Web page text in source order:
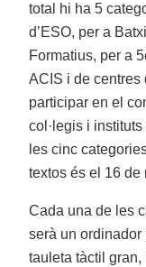
total hi ha 5
d’ESO, per a
Formatius, per a
ACIS i de centres
participar en el
col·legis i
les cinc
textos és el 16 de
Cada una de les
serà un ordinador
tauleta tàctil gran,